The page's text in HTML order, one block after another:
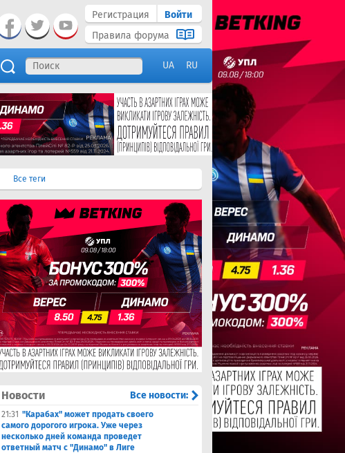
Регистрация
Войти
Правила форума
UA RU
Все теги
Новости Все новости:
21:31 "Карабах" может продать своего
самого дорогого игрока. Уже через
несколько дней команда проведет
ответный матч с "Динамо" в Лиге